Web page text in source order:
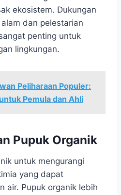
ekosistem. Dukungan
dan pelestarian
penting untuk
lingkungan.
Peliharaan Populer:
Pemula dan Ahli
Pupuk Organik
untuk mengurangi
yang dapat
air. Pupuk organik lebih